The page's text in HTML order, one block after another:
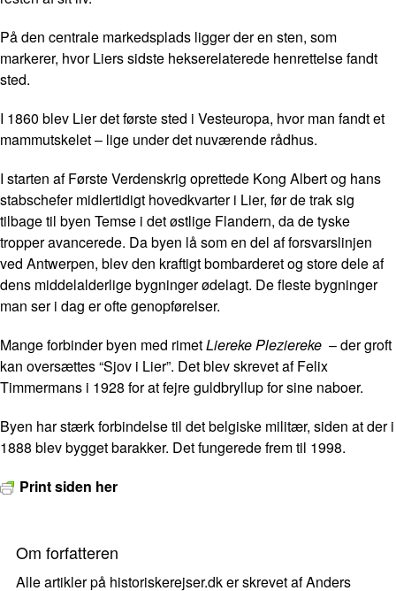
På den centrale markedsplads ligger der en sten, som
markerer, hvor Liers sidste hekserelaterede henrettelse fandt
sted.
I 1860 blev Lier det første sted i Vesteuropa, hvor man fandt et
mammutskelet – lige under det nuværende rådhus.
I starten af Første Verdenskrig oprettede Kong Albert og hans
stabschefer midlertidigt hovedkvarter i Lier, før de trak sig
tilbage til byen Temse i det østlige Flandern, da de tyske
tropper avancerede. Da byen lå som en del af forsvarslinjen
ved Antwerpen, blev den kraftigt bombarderet og store dele af
dens middelalderlige bygninger ødelagt. De fleste bygninger
man ser i dag er ofte genopførelser.
Mange forbinder byen med rimetLiereke Pleziereke – der groft
kan oversættes “Sjov i Lier”. Det blev skrevet af Felix
Timmermans i 1928 for at fejre guldbryllup for sine naboer.
Byen har stærk forbindelse til det belgiske militær, siden at der i
1888 blev bygget barakker. Det fungerede frem til 1998.
Print siden her
Om forfatteren
Alle artikler på historiskerejser.dk er skrevet af Anders